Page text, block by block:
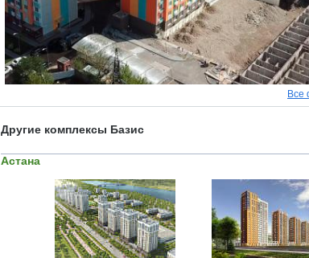
Все
Другие комплексы Базис
Астана